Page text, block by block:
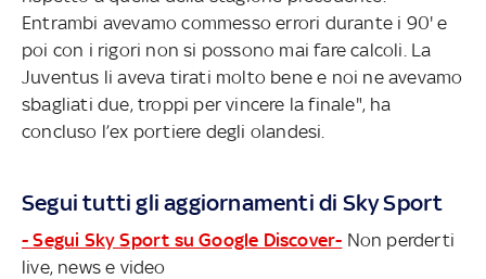
Entrambi avevamo commesso errori durante i 90' e
poi con i rigori non si possono mai fare calcoli. La
Juventus li aveva tirati molto bene e noi ne avevamo
sbagliati due, troppi per vincere la finale", ha
concluso l’ex portiere degli olandesi.
Segui tutti gli aggiornamenti di Sky Sport
- Segui Sky Sport su Google Discover- Non perderti
live, news e video